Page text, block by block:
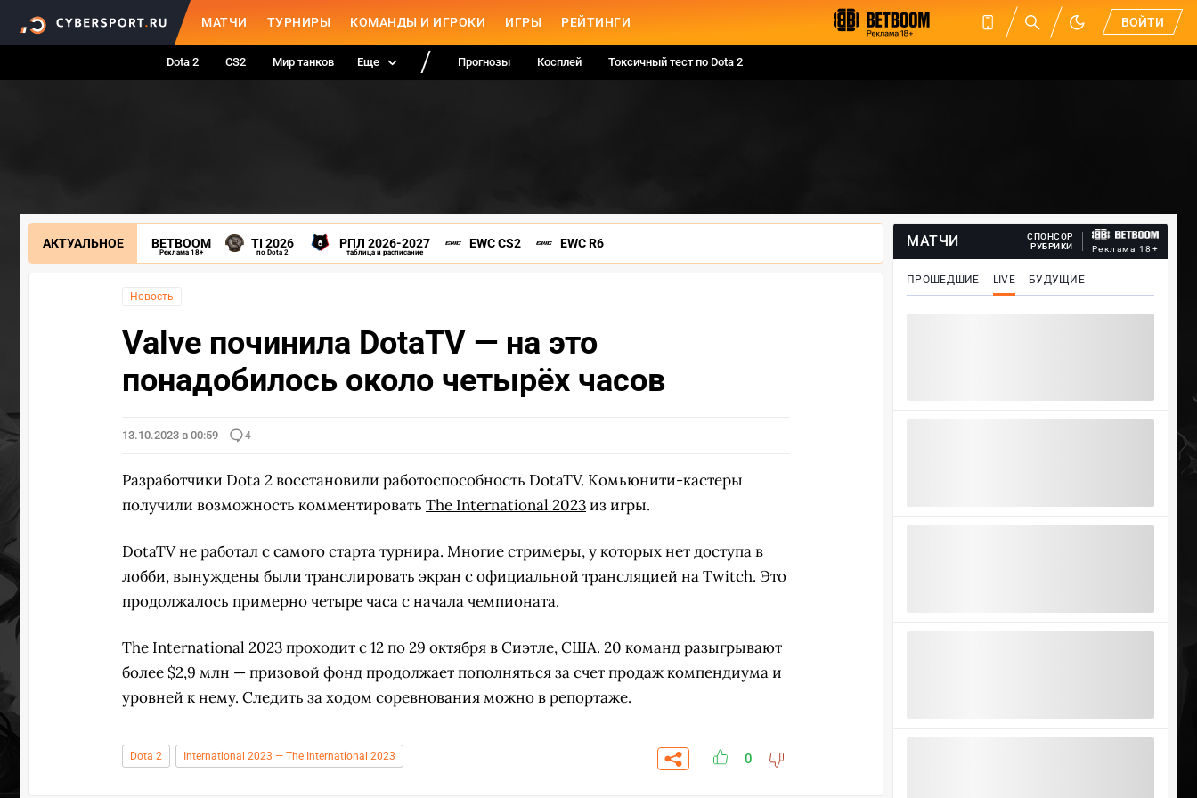
МАТЧИ ТУРНИРЫ КОМАНДЫ И ИГРОКИ ИГРЫ РЕЙТИНГИ ВОЙТИ
Dota 2 CS2 Мир танков Еще Прогнозы Косплей Токсичный тест по Dota 2
АКТУАЛЬНОЕ BETBOOM
Реклама 18+
TI 2026
по Dota 2
РПЛ 2026-2027
таблица и расписание
EWC CS2 EWC R6
Новость
Valve починила DotaTV — на это
понадобилось около четырёх часов
13.10.2023 в 00:59 4
Разработчики Dota 2 восстановили работоспособность DotaTV. Комьюнити-кастеры
получили возможность комментировать The International 2023из игры.
DotaTV не работал с самого старта турнира. Многие стримеры, у которых нет доступа в
лобби, вынуждены были транслировать экран с официальной трансляцией на Twitch. Это
продолжалось примерно четыре часа с начала чемпионата.
The International 2023 проходит с 12 по 29 октября в Сиэтле, США. 20 команд разыгрывают
более $2,9 млн — призовой фонд продолжает пополняться за счет продаж компендиума и
уровней к нему. Следить за ходом соревнования можнов репортаже.
Dota 2 International 2023 — The International 2023 0
МАТЧИ
СПОНСОР
РУБРИКИ
Реклама 18+
ПРОШЕДШИЕ LIVE БУДУЩИЕ